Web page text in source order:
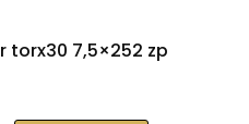
7,5×252 zp